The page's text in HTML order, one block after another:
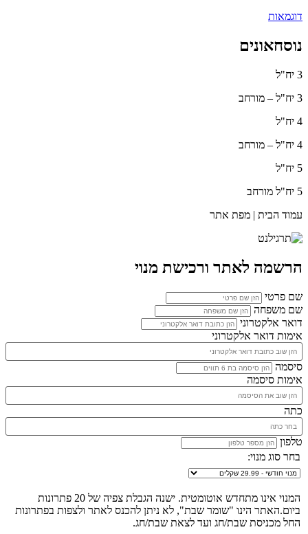
דוגמאות
נוסחאונים
3 יח"ל
3 יח"ל – מורחב
4 יח"ל
4 יח"ל – מורחב
5 יח"ל
5 יח"ל מורחב
עמוד הבית | מפת אתר
הרשמה לאתר ורכישת מנוי
שם פרטי
שם משפחה
דואר אלקטרוני
אימות דואר אלקטרוני
סיסמה
אימות סיסמה
כתה
טלפון
בחר סוג מנוי:
המנוי אינו מתחדש אוטומטית. ישנה הגבלת צפיה של 20 פתרונות
ביום.האתר הינו "שומר שבת", לא ניתן להכנס לאתר ולצפות בפתרונות
החל מכניסת שבת/חג ועד לצאת שבת/חג.